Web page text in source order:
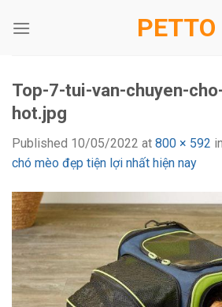
PETTO
Top-7-tui-van-chuyen-
hot.jpg
Published 10/05/2022 at 800 × 592 in
chó mèo đẹp tiện lợi nhất hiện nay